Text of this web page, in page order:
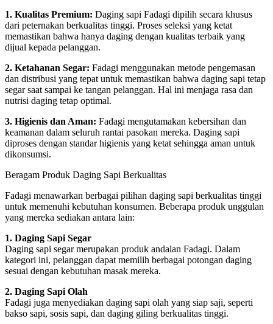
1. Kualitas Premium: Daging sapi Fadagi dipilih secara khusus
dari peternakan berkualitas tinggi. Proses seleksi yang ketat
memastikan bahwa hanya daging dengan kualitas terbaik yang
dijual kepada pelanggan.
2. Ketahanan Segar: Fadagi menggunakan metode pengemasan
dan distribusi yang tepat untuk memastikan bahwa daging sapi tetap
segar saat sampai ke tangan pelanggan. Hal ini menjaga rasa dan
nutrisi daging tetap optimal.
3. Higienis dan Aman: Fadagi mengutamakan kebersihan dan
keamanan dalam seluruh rantai pasokan mereka. Daging sapi
diproses dengan standar higienis yang ketat sehingga aman untuk
dikonsumsi.
Beragam Produk Daging Sapi Berkualitas
Fadagi menawarkan berbagai pilihan daging sapi berkualitas tinggi
untuk memenuhi kebutuhan konsumen. Beberapa produk unggulan
yang mereka sediakan antara lain:
1. Daging Sapi Segar
Daging sapi segar merupakan produk andalan Fadagi. Dalam
kategori ini, pelanggan dapat memilih berbagai potongan daging
sesuai dengan kebutuhan masak mereka.
2. Daging Sapi Olah
Fadagi juga menyediakan daging sapi olah yang siap saji, seperti
bakso sapi, sosis sapi, dan daging giling berkualitas tinggi.